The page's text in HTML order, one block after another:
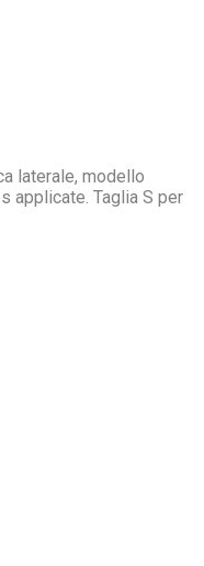
laterale, modello
applicate. Taglia S per